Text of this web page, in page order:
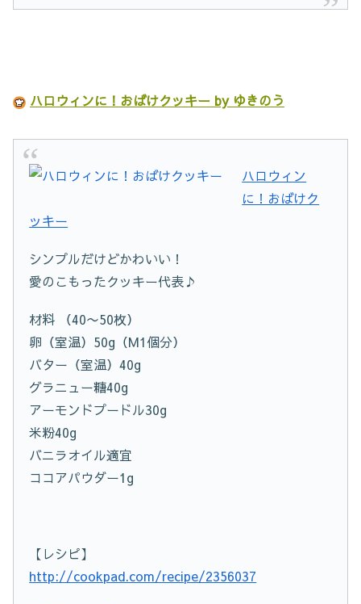
ハロウィンに！おばけクッキー by ゆきのう
ハロウィン
に！おばけク
ッキー
シンプルだけどかわいい！
愛のこもったクッキー代表♪
材料 （40〜50枚）
卵（室温）50g（M1個分）
バター（室温）40g
グラニュー糖40g
アーモンドプードル30g
米粉40g
バニラオイル適宜
ココアパウダー1g
【レシピ】
http://cookpad.com/recipe/2356037